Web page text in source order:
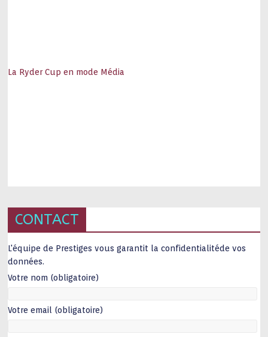
La Ryder Cup en mode Média
CONTACT
L'équipe de Prestiges vous garantit la confidentialitéde vos
données.
Votre nom (obligatoire)
Votre email (obligatoire)